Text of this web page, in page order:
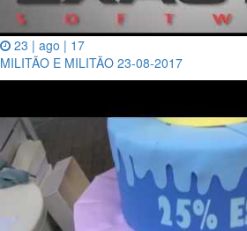
23 | ago | 17
MILITÃO E MILITÃO 23-08-2017